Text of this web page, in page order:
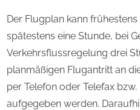
Der Flugplan kann
spätestens eine Stunde, bei
Verkehrsflussregelung drei
planmäßigen Flugantritt an
per Telefon oder Telefax
aufgegeben werden.